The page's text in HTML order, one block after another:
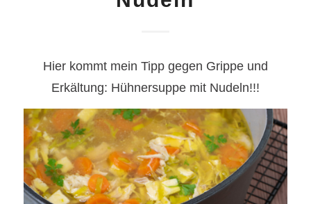
Hier kommt mein Tipp gegen Grippe und
Erkältung: Hühnersuppe mit Nudeln!!!